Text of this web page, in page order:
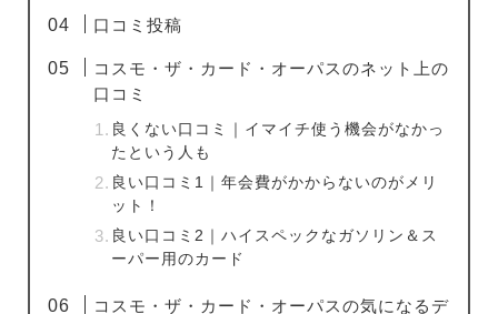
口コミ投稿
コスモ・ザ・カード・オーパスのネット上の
口コミ
良くない口コミ｜イマイチ使う機会がなかっ
たという人も
良い口コミ1｜年会費がかからないのがメリ
ット！
良い口コミ2｜ハイスペックなガソリン＆ス
ーパー用のカード
コスモ・ザ・カード・オーパスの気になるデ